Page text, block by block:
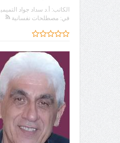
الكاتب: أ.د سداد جواد التميمي
في: مصطلحات نفسانية